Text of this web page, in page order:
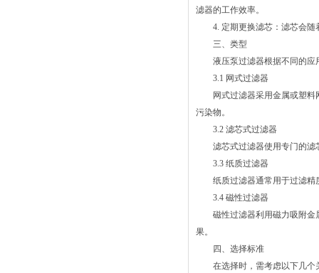
滤器的工作效率。
4. 定期更换滤芯：滤芯会随
三、类型
液压泵过滤器根据不同的应
3.1 网式过滤器
网式过滤器采用金属或塑料网
污染物。
3.2 滤芯式过滤器
滤芯式过滤器使用专门的滤芯
3.3 纸质过滤器
纸质过滤器通常用于过滤精度
3.4 磁性过滤器
磁性过滤器利用磁力吸附金属
果。
四、选择标准
在选择时，需考虑以下几个